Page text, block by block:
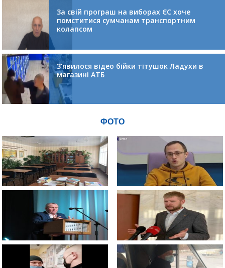
За свій програш на виборах ЄС хоче
помститися сумчанам транспортним
колапсом
З’явилося відео бійки тітушок Ладухи в
магазині АТБ
ФОТО